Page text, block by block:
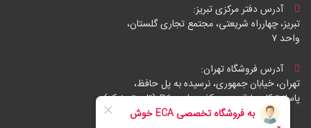
آدرس دفتر مرکزی تبریز:
تبریز، چهارراه شریعتی، مجتمع تجاری گلستان،
واحد ۷
آدرس فروشگاه تهران:
تهران، خیابان جمهوری، نرسیده به پل حافظ،
پاساژ توکل، طبقه زیرهمکف، واحد B6 (تاپ ترونیک)